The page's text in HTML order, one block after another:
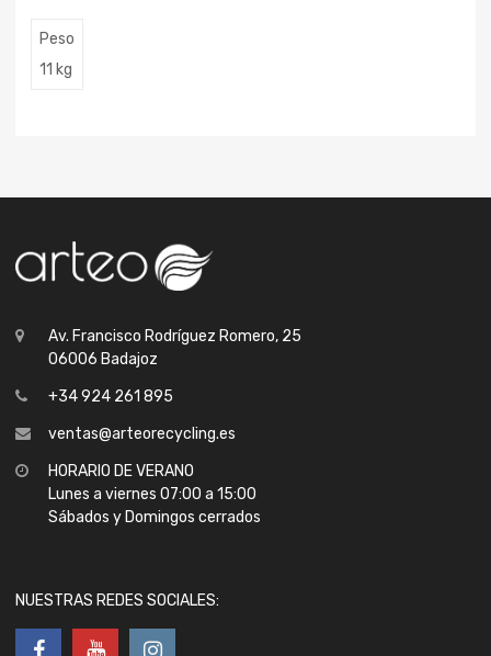
Peso
11 kg
Av. Francisco Rodríguez Romero, 25
06006 Badajoz
+34 924 261 895
ventas@arteorecycling.es
HORARIO DE VERANO
Lunes a viernes 07:00 a 15:00
Sábados y Domingos cerrados
NUESTRAS REDES SOCIALES: